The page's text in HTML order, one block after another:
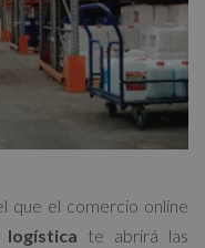
que el comercio online
logística te abrirá las